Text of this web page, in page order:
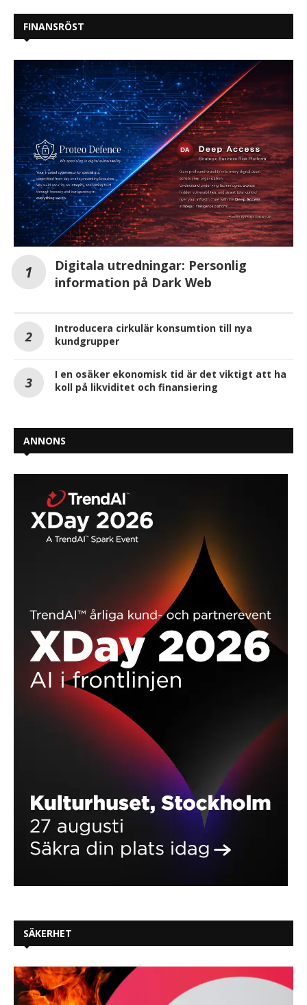
FINANSRÖST
Digitala utredningar: Personlig
information på Dark Web
Introducera cirkulär konsumtion till nya
kundgrupper
I en osäker ekonomisk tid är det viktigt att ha
koll på likviditet och finansiering
ANNONS
SÄKERHET